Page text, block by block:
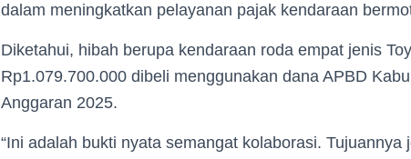
dalam meningkatkan pelayanan pajak kendaraan
Diketahui, hibah berupa kendaraan roda empat jenis
Rp1.079.700.000 dibeli menggunakan dana APBD
Anggaran 2025.
“Ini adalah bukti nyata semangat kolaborasi.